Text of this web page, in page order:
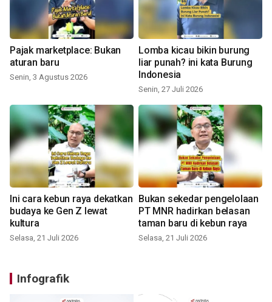
Pajak marketplace: Bukan
aturan baru
Senin, 3 Agustus 2026
Lomba kicau bikin burung
liar punah? ini kata Burung
Indonesia
Senin, 27 Juli 2026
Ini cara kebun raya dekatkan
budaya ke Gen Z lewat
kultura
Selasa, 21 Juli 2026
Bukan sekedar pengelolaan
PT MNR hadirkan belasan
taman baru di kebun raya
Selasa, 21 Juli 2026
Infografik